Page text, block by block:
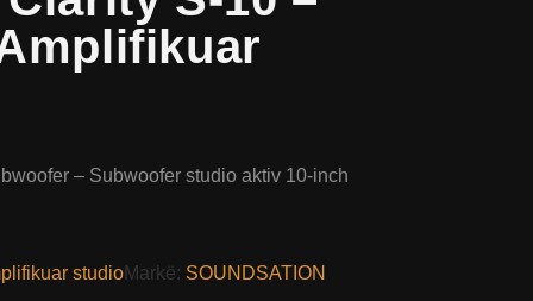
– Subwoofer studio aktiv 10-inch
studioMarkë: SOUNDSATION